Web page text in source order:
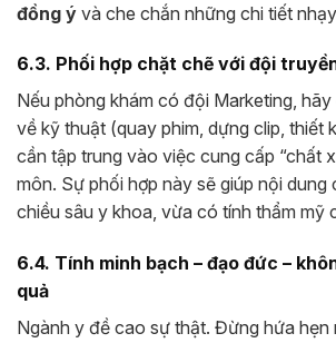
đồng ý và che chắn những chi tiết
6.3. Phối hợp chặt chẽ với đội
Nếu phòng khám có đội Marketing,
về kỹ thuật (quay phim, dựng clip, thiết
cần tập trung vào việc cung cấp “chất
môn. Sự phối hợp này sẽ giúp nội dung
chiều sâu y khoa, vừa có tính thẩm mỹ
6.4. Tính minh bạch – đạo đức –
quả
Ngành y đề cao sự thật. Đừng hứa hẹn